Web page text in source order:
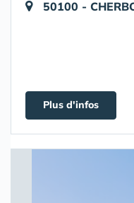
50100 -
Plus d'infos